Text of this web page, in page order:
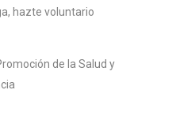
hazte voluntario
de la Salud y